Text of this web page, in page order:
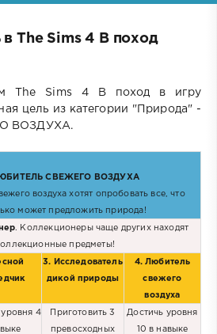
The Sims 4 В поход
The Sims 4 В поход в игру
цель из категории "Природа" -
ВОЗДУХА.
СВЕЖЕГО ВОЗДУХА
воздуха хотят опробовать все, что
может предложить природа!
. Коллекционеры чаще других находят
предметы!
3. Исследователь
дикой природы
4. Любитель
свежего
воздуха
уровня 4 Приготовить 3
превосходных
Достичь уровня
10 в навыке